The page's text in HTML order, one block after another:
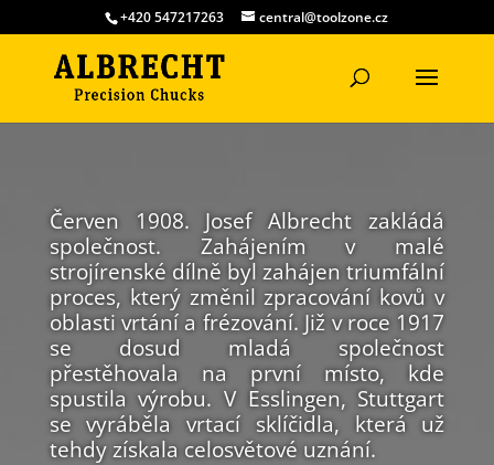
+420 547217263 central@toolzone.cz
Červen 1908. Josef Albrecht zakládá
společnost. Zahájením v malé
strojírenské dílně byl zahájen triumfální
proces, který změnil zpracování kovů v
oblasti vrtání a frézování. Již v roce 1917
se dosud mladá společnost
přestěhovala na první místo, kde
spustila výrobu. V Esslingen, Stuttgart
se vyráběla vrtací sklíčidla, která už
tehdy získala celosvětové uznání.